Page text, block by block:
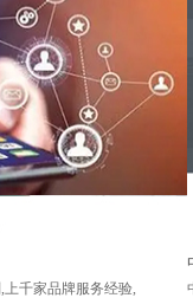
千家品牌服务经验,